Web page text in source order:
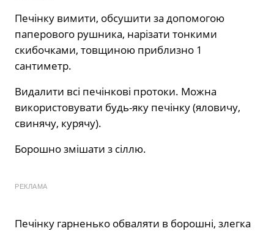
Печінку вимити, обсушити за допомогою
паперового рушника, нарізати тонкими
скибочками, товщиною приблизно 1
сантиметр.
Видалити всі печінкові протоки. Можна
використовувати будь-яку печінку (яловичу,
свинячу, курячу).
Борошно змішати з сіллю.
РЕКЛАМА
Печінку гарненько обваляти в борошні, злегка